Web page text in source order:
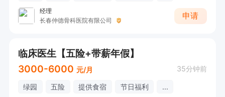
经理
长春仲德骨科医院有限公司
申请
临床医生【五险+带薪年假】
3000-6000 元/月 35分钟前
绿园 五险 提供食宿 节日福利 ...